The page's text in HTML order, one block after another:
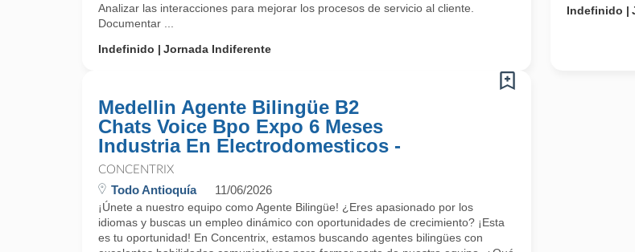
Analizar las interacciones para mejorar los procesos de servicio al cliente.
Documentar ...
Indefinido
Jornada Indiferente
Indefinido
Medellin Agente Bilingüe B2
Chats Voice Bpo Expo 6 Meses
Industria En Electrodomesticos -
CONCENTRIX
Todo Antioquía 11/06/2026
¡Únete a nuestro equipo como Agente Bilingüe! ¿Eres apasionado por los
idiomas y buscas un empleo dinámico con oportunidades de crecimiento? ¡Esta
es tu oportunidad! En Concentrix, estamos buscando agentes bilingües con